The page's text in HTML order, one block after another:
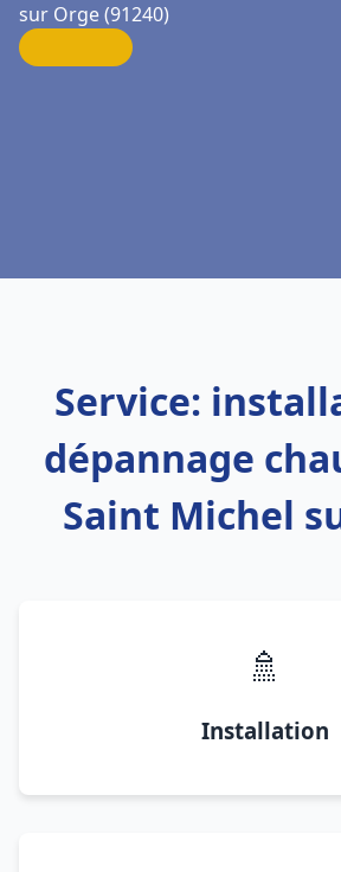
sur Orge (91240)
Service:
dépannage
Saint Michel
🚿
Installation